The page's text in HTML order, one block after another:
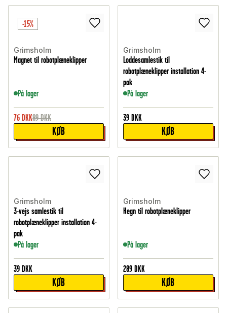
-15%
Grimsholm
Magnet til robotplæneklipper
På lager
76 DKK89 DKK
KØB
Grimsholm
Loddesamlestik til
robotplæneklipper installation 4-
pak
På lager
39 DKK
KØB
Grimsholm
3-vejs samlestik til
robotplæneklipper installation 4-
pak
På lager
39 DKK
KØB
Grimsholm
Hegn til robotplæneklipper
På lager
289 DKK
KØB